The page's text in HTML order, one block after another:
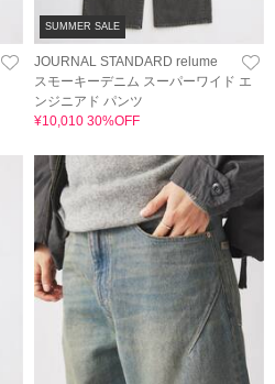
SUMMER SALE
JOURNAL STANDARD relume
スモーキーデニム スーパーワイド エ
ンジニアド パンツ
¥10,010 30%OFF